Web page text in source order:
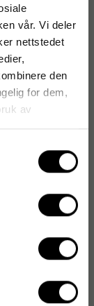
vår. Vi deler
nettstedet
den
for dem,
av